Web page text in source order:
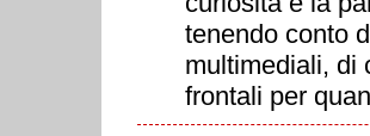
tenendo conto
multimediali, di
frontali per